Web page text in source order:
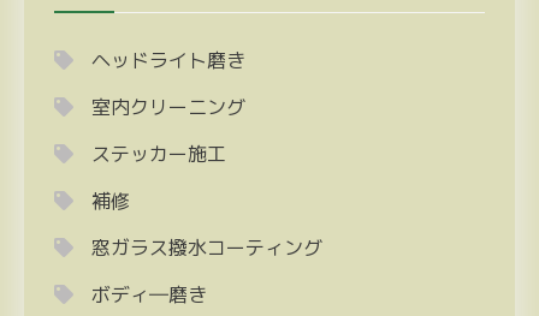
ヘッドライト磨き
室内クリーニング
ステッカー施工
補修
窓ガラス撥水コーティング
ボディ―磨き